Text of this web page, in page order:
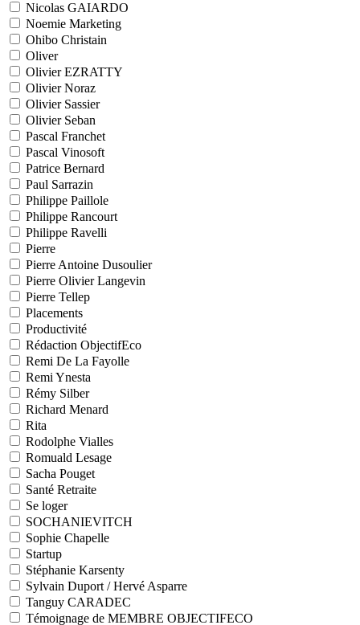
Nicolas GAIARDO
Noemie Marketing
Ohibo Christain
Oliver
Olivier EZRATTY
Olivier Noraz
Olivier Sassier
Olivier Seban
Pascal Franchet
Pascal Vinosoft
Patrice Bernard
Paul Sarrazin
Philippe Paillole
Philippe Rancourt
Philippe Ravelli
Pierre
Pierre Antoine Dusoulier
Pierre Olivier Langevin
Pierre Tellep
Placements
Productivité
Rédaction ObjectifEco
Remi De La Fayolle
Remi Ynesta
Rémy Silber
Richard Menard
Rita
Rodolphe Vialles
Romuald Lesage
Sacha Pouget
Santé Retraite
Se loger
SOCHANIEVITCH
Sophie Chapelle
Startup
Stéphanie Karsenty
Sylvain Duport / Hervé Asparre
Tanguy CARADEC
Témoignage de MEMBRE OBJECTIFECO